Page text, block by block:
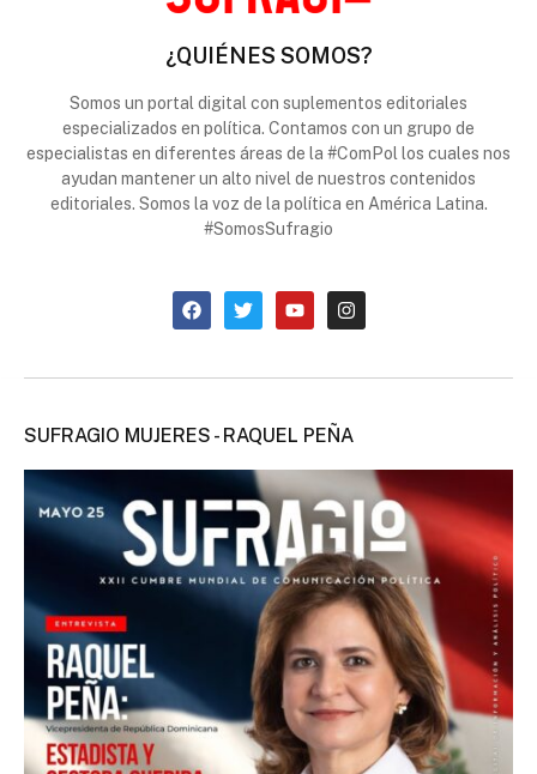
¿QUIÉNES SOMOS?
Somos un portal digital con suplementos editoriales
especializados en política. Contamos con un grupo de
especialistas en diferentes áreas de la #ComPol los cuales nos
ayudan mantener un alto nivel de nuestros contenidos
editoriales. Somos la voz de la política en América Latina.
#SomosSufragio
SUFRAGIO MUJERES - RAQUEL PEÑA